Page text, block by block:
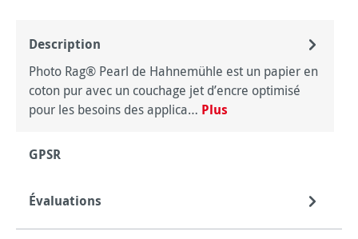
Description
Photo Rag® Pearl de Hahnemühle est un papier en
coton pur avec un couchage jet d’encre optimisé
pour les besoins des applica… Plus
GPSR
Évaluations